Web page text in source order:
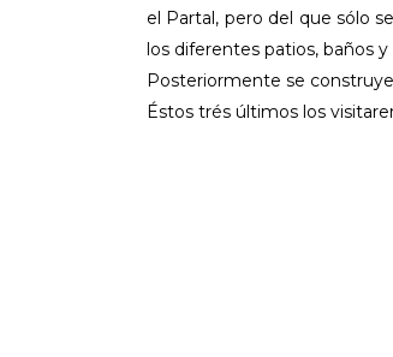
el Partal, pero del que sólo
los diferentes patios, baños y
Posteriormente se
Éstos trés últimos los